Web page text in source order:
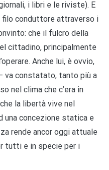
i libri e le riviste). E
filo conduttore attraverso i
che il fulcro della
cittadino, principalmente
Anche lui, è ovvio,
va constatato, tanto più a
nel clima che c’era in
la libertà vive nel
una concezione statica e
rende ancor oggi attuale
tutti e in specie per i